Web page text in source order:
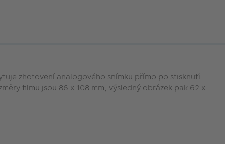
zhotovení analogového snímku přímo po stisknutí
filmu jsou 86 x 108 mm, výsledný obrázek pak 62 x